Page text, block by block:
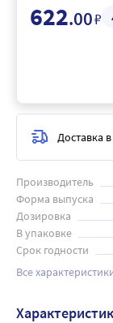
Производитель
Форма выпуска
Дозировка
В упаковке
Срок годности
Все
622.00₽
Доставка в